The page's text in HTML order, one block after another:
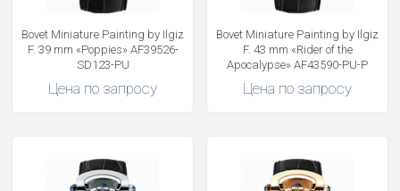
Bovet Miniature Painting by Ilgiz
F. 39 mm «Poppies» AF39526-
SD123-PU
Цена по запросу
Bovet Miniature Painting by Ilgiz
F. 43 mm «Rider of the
Apocalypse» AF43590-PU-P
Цена по запросу